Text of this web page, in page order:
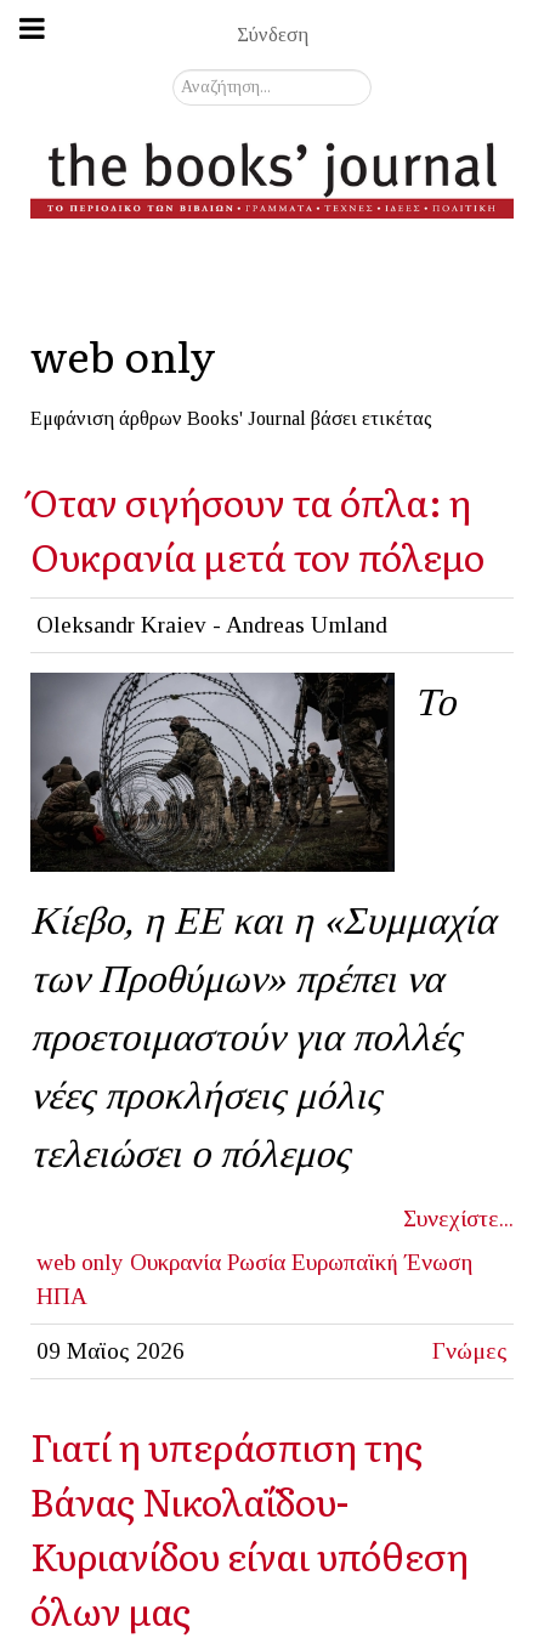
Σύνδεση
Αναζήτηση...
web only
Εμφάνιση άρθρων Books' Journal βάσει ετικέτας
Όταν σιγήσουν τα όπλα: η
Ουκρανία μετά τον πόλεμο
Oleksandr Kraiev - Andreas Umland
Το
Κίεβο, η ΕΕ και η «Συμμαχία
των Προθύμων» πρέπει να
προετοιμαστούν για πολλές
νέες προκλήσεις μόλις
τελειώσει ο πόλεμος
Συνεχίστε...
web only Ουκρανία Ρωσία Ευρωπαϊκή Ένωση
ΗΠΑ
09 Μαϊος 2026 Γνώμες
Γιατί η υπεράσπιση της
Βάνας Νικολαΐδου-
Κυριανίδου είναι υπόθεση
όλων μας